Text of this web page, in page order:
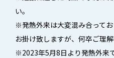
い。
※発熱外来は大変混み合って
お掛け致しますが、何卒ご理
※2023年5月8日より発熱外来